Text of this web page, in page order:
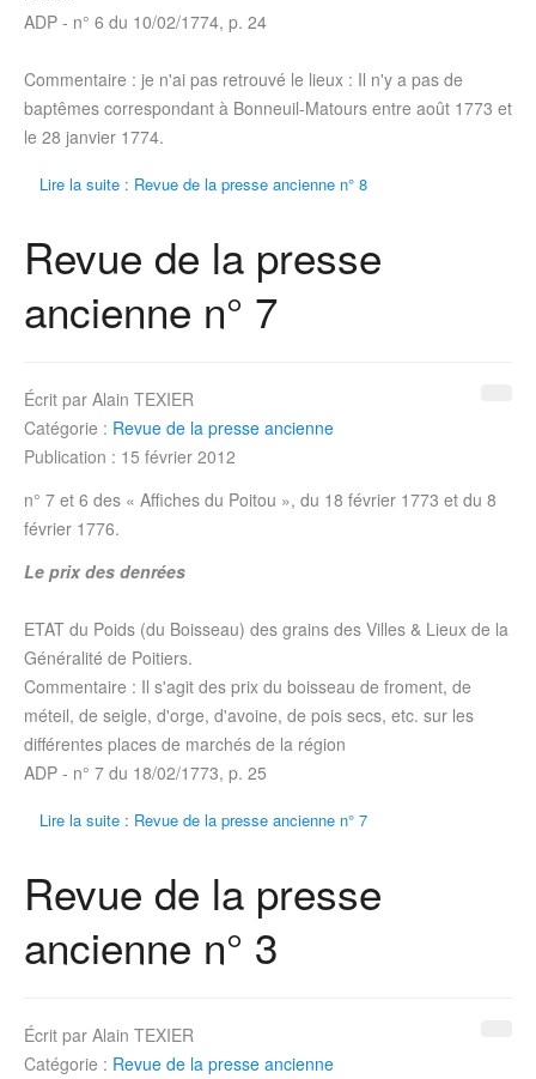
ADP - n° 6 du 10/02/1774, p. 24
Commentaire : je n'ai pas retrouvé le lieux : Il n'y a pas de
baptêmes correspondant à Bonneuil-Matours entre août 1773 et
le 28 janvier 1774.
Lire la suite : Revue de la presse ancienne n° 8
Revue de la presse
ancienne n° 7
Écrit par Alain TEXIER
Catégorie : Revue de la presse ancienne
Publication : 15 février 2012
n° 7 et 6 des « Affiches du Poitou », du 18 février 1773 et du 8
février 1776.
Le prix des denrées
ETAT du Poids (du Boisseau) des grains des Villes & Lieux de la
Généralité de Poitiers.
Commentaire : Il s'agit des prix du boisseau de froment, de
méteil, de seigle, d'orge, d'avoine, de pois secs, etc. sur les
différentes places de marchés de la région
ADP - n° 7 du 18/02/1773, p. 25
Lire la suite : Revue de la presse ancienne n° 7
Revue de la presse
ancienne n° 3
Écrit par Alain TEXIER
Catégorie : Revue de la presse ancienne